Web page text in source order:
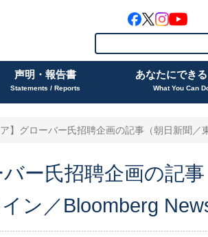
声明・報告書
Statements / Reports
あなたにでき
What You Can
ア】グローバー氏招聘企画の記事（朝日新聞／
バー氏招聘企画の記
ン／Bloomberg